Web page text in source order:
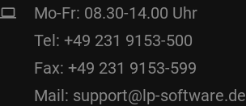
Mo-Fr: 08.30-14.00 Uhr
Tel: +49 231 9153-500
Fax: +49 231 9153-599
Mail: support@lp-software.de